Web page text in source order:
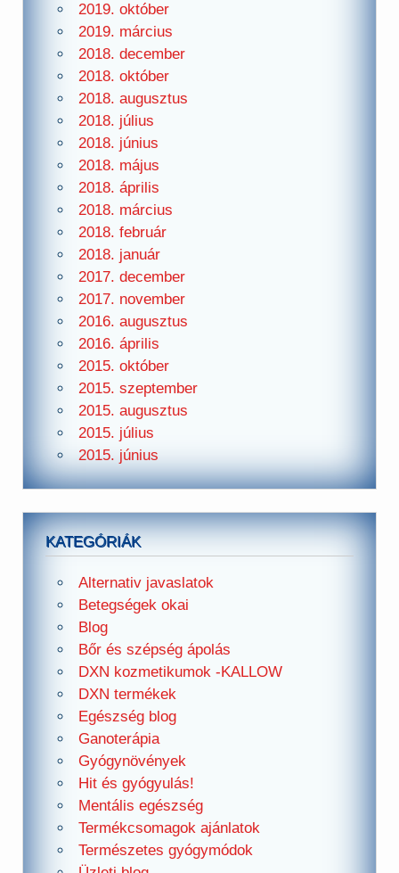
2019. október
2019. március
2018. december
2018. október
2018. augusztus
2018. július
2018. június
2018. május
2018. április
2018. március
2018. február
2018. január
2017. december
2017. november
2016. augusztus
2016. április
2015. október
2015. szeptember
2015. augusztus
2015. július
2015. június
KATEGÓRIÁK
Alternativ javaslatok
Betegségek okai
Blog
Bőr és szépség ápolás
DXN kozmetikumok -KALLOW
DXN termékek
Egészség blog
Ganoterápia
Gyógynövények
Hit és gyógyulás!
Mentális egészség
Termékcsomagok ajánlatok
Természetes gyógymódok